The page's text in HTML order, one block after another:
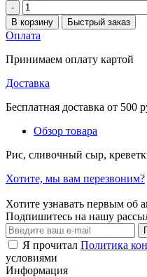
-
В корзину
Быстрый заказ
Оплата
Принимаем оплату картой
Доставка
Бесплатная доставка от 500
Обзор товара
Рис, сливочный сыр,
Хотите, мы вам перезвоним?
Хотите узнавать первым об
Подпишитесь на нашу
Я прочитал Политика
условиями
Информация